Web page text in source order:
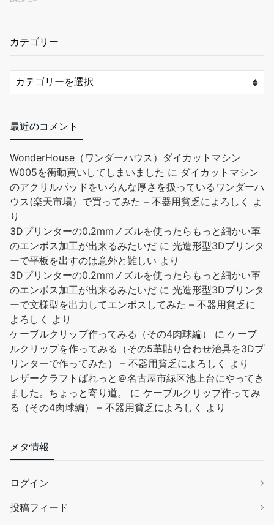
カテゴリー
最近のコメント
WonderHouse（ワンダーハウス）ダイカットマシン
W005を衝動買いしてしまいました に ダイカットマシン
のアクリルパッドをいろんな厚さを扱っているワンダーハ
ウス(楽天市場）で買ってみた – 不器用貧乏によろしく
よ
り
3Dプリンターの0.2mmノズルを使ったらもっと細かい革
のエンボス加工が出来るみたいだ に 光造形型3Dプリンタ
ーで平板を出すのは意外と難しい より
3Dプリンターの0.2mmノズルを使ったらもっと細かい革
のエンボス加工が出来るみたいだ に 光造形型3Dプリンタ
ーで文様型を出力してエンボスしてみた – 不器用貧乏に
よろしく
より
ケーブルクリップ作ってみる（その4肉球編）
に ケーブ
ルクリップを作ってみる（その5革貼り合わせ治具を3Dプ
リンターで作ってみた） – 不器用貧乏によろしく
より
レザークラフトぱれっと＠名古屋市緑区池上台にやってき
ました。ちょっと寄り道。
に ケーブルクリップ作ってみ
る（その4肉球編） – 不器用貧乏によろしく
より
メタ情報
ログイン
投稿フィード